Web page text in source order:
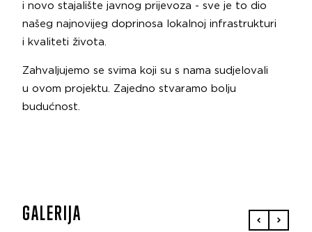
i novo stajalište javnog prijevoza - sve je to dio
našeg najnovijeg doprinosa lokalnoj infrastrukturi
i kvaliteti života.
Zahvaljujemo se svima koji su s nama sudjelovali
u ovom projektu. Zajedno stvaramo bolju
budućnost.
GALERIJA